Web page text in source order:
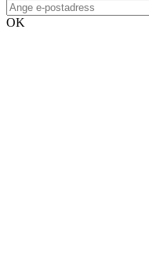
OK